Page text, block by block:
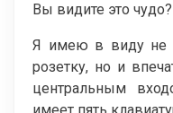
Вы видите это чудо?
Я имею в виду не
розетку, но и
центральным